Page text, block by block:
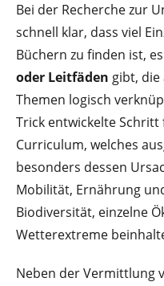
Bei der Recherche zur
schnell klar, dass viel
Büchern zu finden ist,
oder Leitfäden gibt, die
Themen logisch
Trick entwickelte
Curriculum, welches
besonders dessen
Mobilität, Ernährung
Biodiversität, einzelne
Wetterextreme
Neben der Vermittlung